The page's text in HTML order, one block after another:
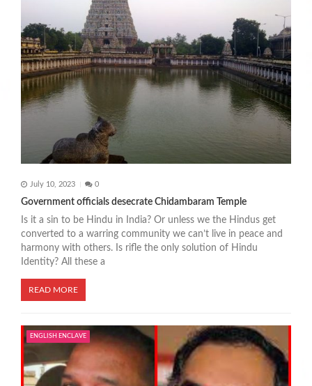
July 10, 2023 0
Government officials desecrate Chidambaram Temple
Is it a sin to be Hindu in India? Or unless we the Hindus get
converted to a warring community we can’t live in peace and
harmony with others. Is rifle the only solution of Hindu
Identity? All these a
READ MORE
ENGLISH ENCLAVE